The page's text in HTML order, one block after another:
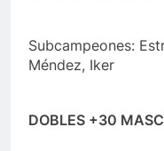
Subcampeones:
Méndez, Iker
DOBLES +30